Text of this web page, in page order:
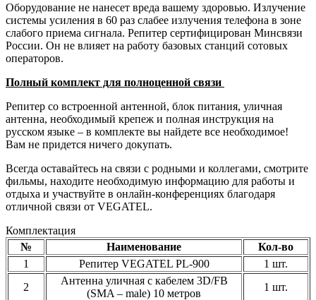
Оборудование не нанесет вреда вашему здоровью. Излучение
системы усиления в 60 раз слабее излучения телефона в зоне
слабого приема сигнала. Репитер сертифицирован Минсвязи
России. Он не влияет на работу базовых станций сотовых
операторов.
Полный комплект для полноценной связи
Репитер со встроенной антенной, блок питания, уличная
антенна, необходимый крепеж и полная инструкция на
русском языке – в комплекте вы найдете все необходимое!
Вам не придется ничего докупать.
Всегда оставайтесь на связи с родными и коллегами, смотрите
фильмы, находите необходимую информацию для работы и
отдыха и участвуйте в онлайн-конференциях благодаря
отличной связи от VEGATEL.
Комплектация
№
Наименование
Кол-во
1
Репитер VEGATEL PL-900
1 шт.
2
Антенна уличная с кабелем 3D/FB
(SMA – male) 10 метров
1 шт.